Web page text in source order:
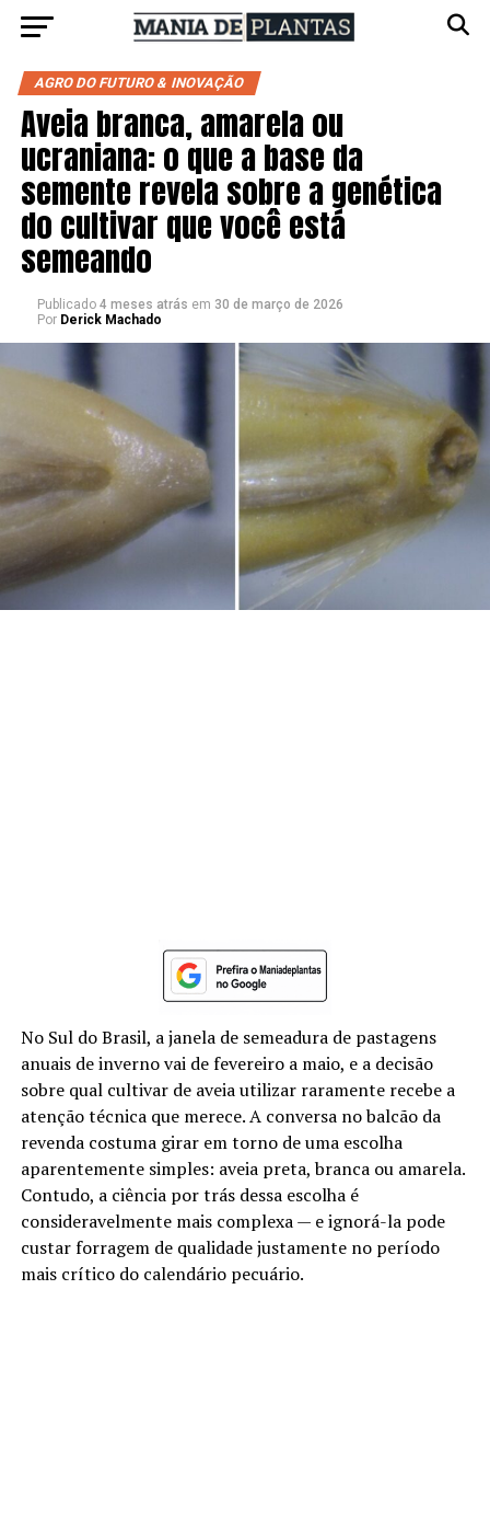
AGRO DO FUTURO & INOVAÇÃO
Aveia branca, amarela ou
ucraniana: o que a base da
semente revela sobre a genética
do cultivar que você está
semeando
Publicado 4 meses atrás em 30 de março de 2026
Por Derick Machado
No Sul do Brasil, a janela de semeadura de pastagens
anuais de inverno vai de fevereiro a maio, e a decisão
sobre qual cultivar de aveia utilizar raramente recebe a
atenção técnica que merece. A conversa no balcão da
revenda costuma girar em torno de uma escolha
aparentemente simples: aveia preta, branca ou amarela.
Contudo, a ciência por trás dessa escolha é
consideravelmente mais complexa — e ignorá-la pode
custar forragem de qualidade justamente no período
mais crítico do calendário pecuário.